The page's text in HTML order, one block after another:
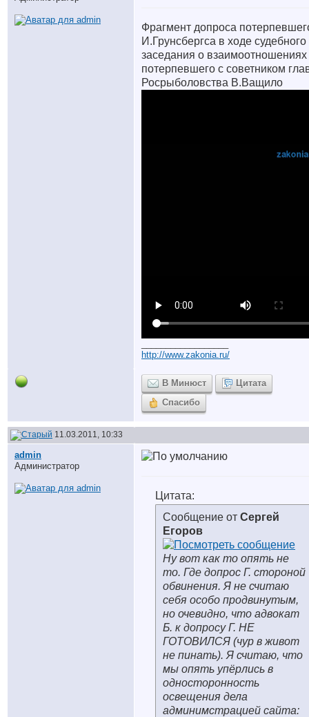
Фрагмент допроса
И.Грунсбергса в ходе судебного
заседания o взаимоотношениях
потерпевшего с советником
Росрыболовства В.Ващило
http://www.zakonia.ru/
В Минюст
Цитата
Спасибо
11.03.2011, 10:33
аdmin
Администратор
Цитата:
Сообщение от Сергей
Егоров
Ну вот как то опять не
то. Где допрос Г. стороной
обвинения. Я не считаю
себя особо продвинутым,
но очевидно, что адвокат
Б. к допросу Г. НЕ
ГОТОВИЛСЯ (чур в живот
не пинать). Я считаю, что
мы опять упёрлись в
односторонность
освещения дела
админимстрацией сайта: